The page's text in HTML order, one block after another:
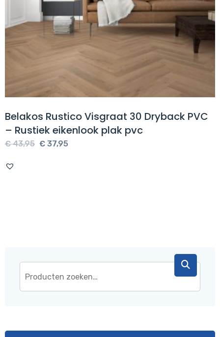
Belakos Rustico Visgraat 30 Dryback PVC
– Rustiek eikenlook plak pvc
€43,95 Oorspronkelijke
€ 37,95